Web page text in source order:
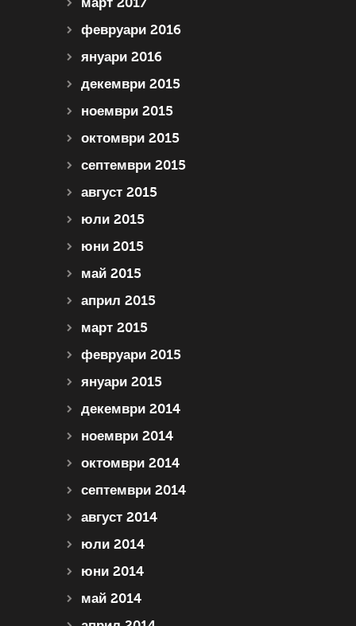
февруари 2016
януари 2016
декември 2015
ноември 2015
октомври 2015
септември 2015
август 2015
юли 2015
юни 2015
май 2015
април 2015
март 2015
февруари 2015
януари 2015
декември 2014
ноември 2014
октомври 2014
септември 2014
август 2014
юли 2014
юни 2014
май 2014